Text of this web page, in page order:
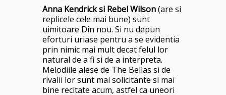
Anna Kendrick si Rebel Wilson(are si
replicele cele mai bune) sunt
uimitoare Din nou. Si nu depun
eforturi uriase pentru a se evidentia
prin nimic mai mult decat felul lor
natural de a fi si de a interpreta.
Melodiile alese de The Bellas si de
rivalii lor sunt mai solicitante si mai
bine recitate acum, astfel ca uneori